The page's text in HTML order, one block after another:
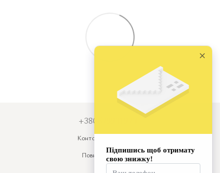
+380679931973
Контактна інформація
Повна версія сайту